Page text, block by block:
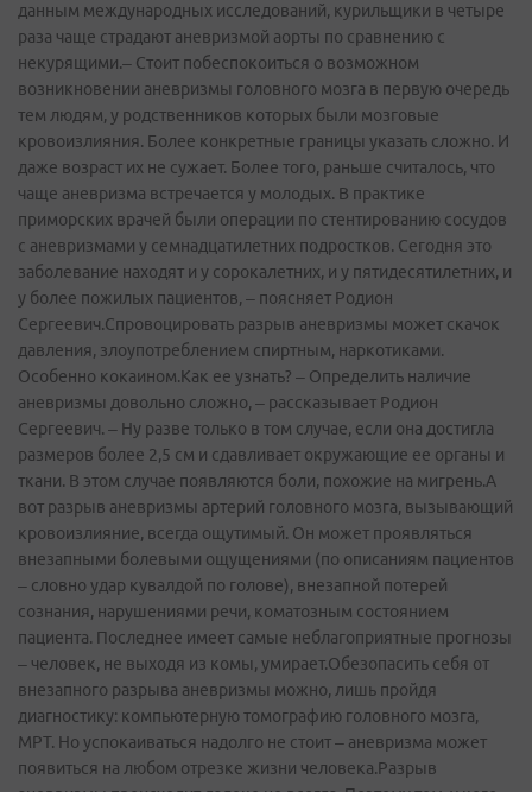
данным международных исследований, курильщики в четыре
раза чаще страдают аневризмой аорты по сравнению с
некурящими.– Стоит побеспокоиться о возможном
возникновении аневризмы головного мозга в первую очередь
тем людям, у родственников которых были мозговые
кровоизлияния. Более конкретные границы указать сложно. И
даже возраст их не сужает. Более того, раньше считалось, что
чаще аневризма встречается у молодых. В практике
приморских врачей были операции по стентированию сосудов
с аневризмами у семнадцатилетних подростков. Сегодня это
заболевание находят и у сорокалетних, и у пятидесятилетних, и
у более пожилых пациентов, – поясняет Родион
Сергеевич.Спровоцировать разрыв аневризмы может скачок
давления, злоупотреблением спиртным, наркотиками.
Особенно кокаином.Как ее узнать? – Определить наличие
аневризмы довольно сложно, – рассказывает Родион
Сергеевич. – Ну разве только в том случае, если она достигла
размеров более 2,5 см и сдавливает окружающие ее органы и
ткани. В этом случае появляются боли, похожие на мигрень.А
вот разрыв аневризмы артерий головного мозга, вызывающий
кровоизлияние, всегда ощутимый. Он может проявляться
внезапными болевыми ощущениями (по описаниям пациентов
– словно удар кувалдой по голове), внезапной потерей
сознания, нарушениями речи, коматозным состоянием
пациента. Последнее имеет самые неблагоприятные прогнозы
– человек, не выходя из комы, умирает.Обезопасить себя от
внезапного разрыва аневризмы можно, лишь пройдя
диагностику: компьютерную томографию головного мозга,
МРТ. Но успокаиваться надолго не стоит – аневризма может
появиться на любом отрезке жизни человека.Разрыв